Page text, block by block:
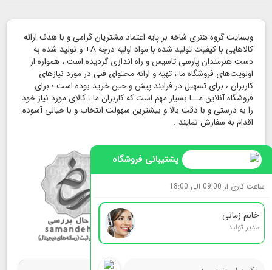
پشتیبانی فروشگاه
ساعت کاری از 09:00 الی 18:00
خانم زمانی
مدیر تولید
وبسایت گروه هنری شاخه بر پایه اعتماد مشتریان گرامی و با هدف ارائه
کالاهایی با کیفیت تولید شده با مواد اولیه درجه A+ و تولید شده به
دست هنرمندان پارسی تاسیس و راه اندازی گردیده است ، همواره از
اولویت‌های فروشگاه ما ، تهیه و ارائه محتوای فنی در مورد نیازهای
کاربران ، برای تسهیل در فرایند پیش و حین خرید بوده است ؛ برای
فروشگاه آنلاین مــا بسیار مهم است که کاربران ما ، کالای مورد نیاز خود
را به درستی و با دقت بالا و بیشترین سهولت انتخاب و با خیالی آسوده
اقدام به سفارش نمایند .